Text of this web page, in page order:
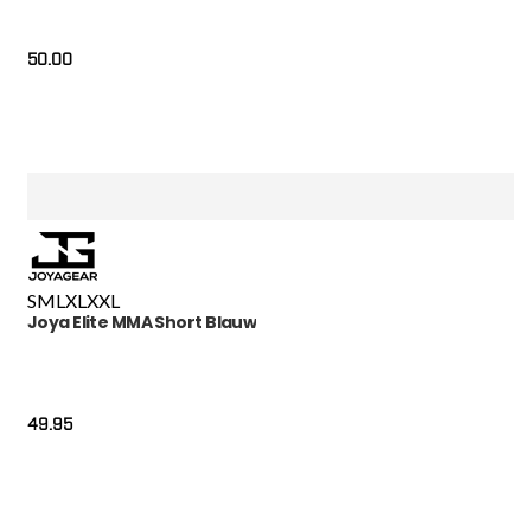
50.00
SMLXLXXL
Joya Elite MMA Short Blauw
49.95